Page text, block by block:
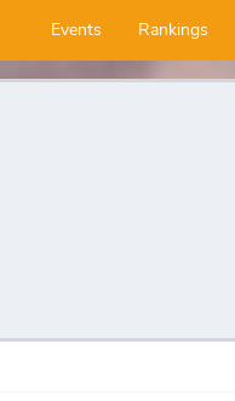
Events Rankings